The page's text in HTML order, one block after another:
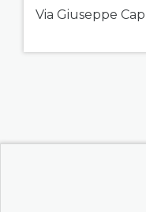
Via Giuseppe